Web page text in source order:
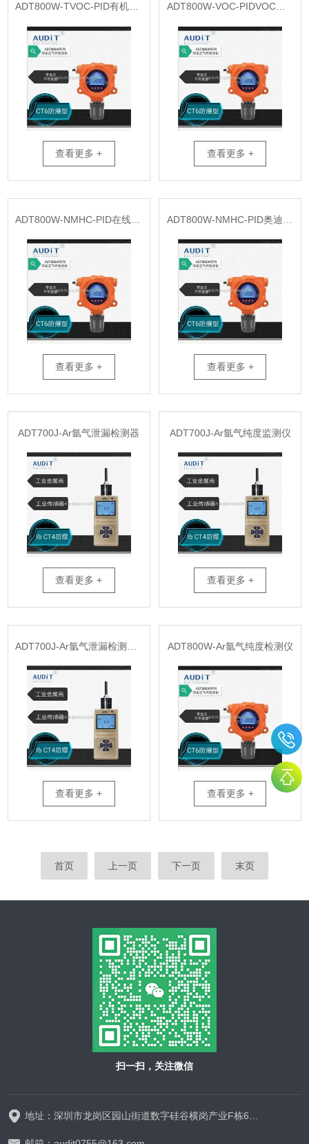
ADT800W-TVOC-PID有机物挥发性TVOC气体测控
查看更多 +
ADT800W-VOC-PIDVOC在线式监测仪
查看更多 +
ADT800W-NMHC-PID在线式非甲烷总烃监测仪
查看更多 +
ADT800W-NMHC-PID奥迪特非甲烷总烃在线检测仪
查看更多 +
ADT700J-Ar氩气泄漏检测器
查看更多 +
ADT700J-Ar氩气纯度监测仪
查看更多 +
ADT700J-Ar氩气泄漏检测仪器
查看更多 +
ADT800W-Ar氩气纯度检测仪
查看更多 +
首页 上一页 下一页 末页
扫一扫，关注微信